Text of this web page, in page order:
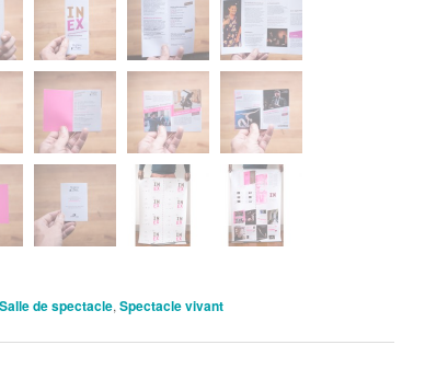
Salle de spectacle, Spectacle vivant